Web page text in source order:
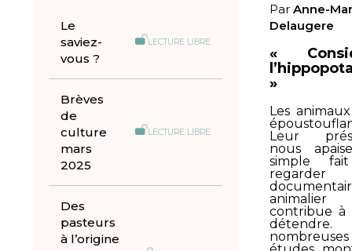
Le
saviez-
vous ?
LECTURE LIBRE
Brèves
de
culture
mars
2025
LECTURE LIBRE
Des
pasteurs
à l’origine
Par Anne-
Delaugere
«
»
Les
Leur
nous
simple
animalier
contribue à
nombreuses